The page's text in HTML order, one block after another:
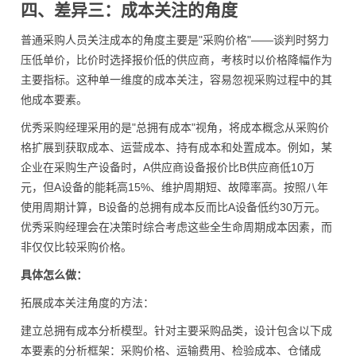
四、差异三：成本关注的角度
普通采购人员关注成本的角度主要是"采购价格"——谈判时努力
压低单价，比价时选择报价低的供应商，考核时以价格降幅作为
主要指标。这种单一维度的成本关注，容易忽视采购过程中的其
他成本要素。
优秀采购经理采用的是"总拥有成本"视角，将成本概念从采购价
格扩展到获取成本、运营成本、持有成本和处置成本。例如，某
企业在采购生产设备时，A供应商设备报价比B供应商低10万
元，但A设备的能耗高15%、维护周期短、故障率高。按照八年
使用周期计算，B设备的总拥有成本反而比A设备低约30万元。
优秀采购经理会在决策时综合考虑这些全生命周期成本因素，而
非仅仅比较采购价格。
具体怎么做：
拓展成本关注角度的方法：
建立总拥有成本分析模型。针对主要采购品类，设计包含以下成
本要素的分析框架：采购价格、运输费用、检验成本、仓储成